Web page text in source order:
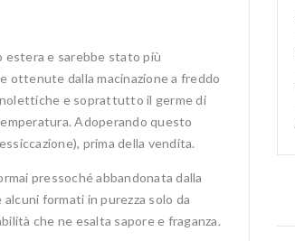
estera e sarebbe stato più
ottenute dalla macinazione a freddo
e soprattutto il germe di
Adoperando questo
prima della vendita.
pressoché abbandonata dalla
formati in purezza solo da
che ne esalta sapore e fraganza.